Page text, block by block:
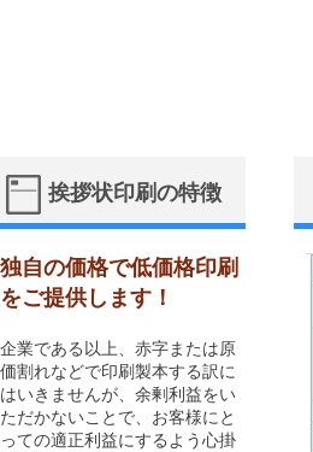
挨拶状印刷の特徴
独自の価格で低価格印刷
をご提供します！
企業である以上、赤字または原
価割れなどで印刷製本する訳に
はいきませんが、余剰利益をい
ただかないことで、お客様にと
っての適正利益にするよう心掛